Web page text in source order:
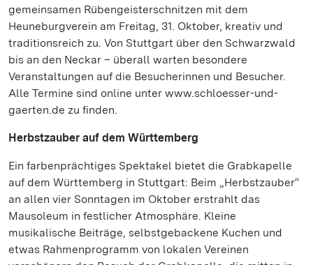
gemeinsamen Rübengeisterschnitzen mit dem
Heuneburgverein am Freitag, 31. Oktober, kreativ und
traditionsreich zu. Von Stuttgart über den Schwarzwald
bis an den Neckar – überall warten besondere
Veranstaltungen auf die Besucherinnen und Besucher.
Alle Termine sind online unter www.schloesser-und-
gaerten.de zu finden.
Herbstzauber auf dem Württemberg
Ein farbenprächtiges Spektakel bietet die Grabkapelle
auf dem Württemberg in Stuttgart: Beim „Herbstzauber“
an allen vier Sonntagen im Oktober erstrahlt das
Mausoleum in festlicher Atmosphäre. Kleine
musikalische Beiträge, selbstgebackene Kuchen und
etwas Rahmenprogramm von lokalen Vereinen